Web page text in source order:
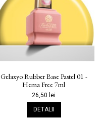
Gelaxyo Rubber Base Pastel 01 -
Hema Free 7ml
26,50 lei
DETALII